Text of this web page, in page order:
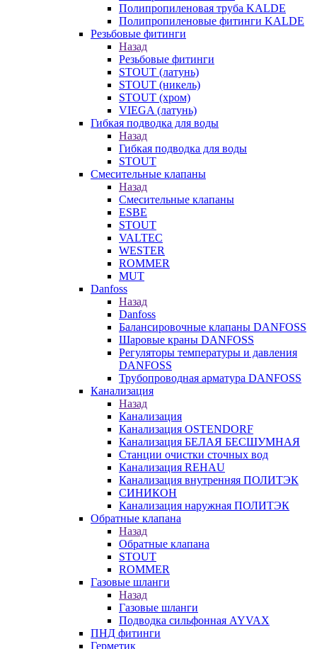
Полипропиленовая труба KALDE
Полипропиленовые фитинги KALDE
Резьбовые фитинги
Назад
Резьбовые фитинги
STOUT (латунь)
STOUT (никель)
STOUT (хром)
VIEGA (латунь)
Гибкая подводка для воды
Назад
Гибкая подводка для воды
STOUT
Смесительные клапаны
Назад
Смесительные клапаны
ESBE
STOUT
VALTEC
WESTER
ROMMER
MUT
Danfoss
Назад
Danfoss
Балансировочные клапаны DANFOSS
Шаровые краны DANFOSS
Регуляторы температуры и давления
DANFOSS
Трубопроводная арматура DANFOSS
Канализация
Назад
Канализация
Канализация OSTENDORF
Канализация БЕЛАЯ БЕСШУМНАЯ
Станции очистки сточных вод
Канализация REHAU
Канализация внутренняя ПОЛИТЭК
СИНИКОН
Канализация наружная ПОЛИТЭК
Обратные клапана
Назад
Обратные клапана
STOUT
ROMMER
Газовые шланги
Назад
Газовые шланги
Подводка сильфонная AYVAX
ПНД фитинги
Герметик